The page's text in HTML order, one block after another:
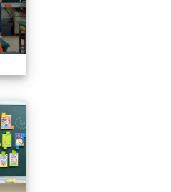
0904閱讀研習